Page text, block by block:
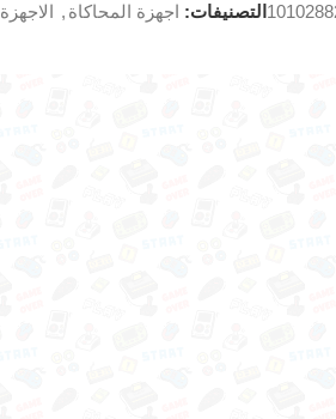
التصنيفات: اجهزة المحاكاة , الاجهزة